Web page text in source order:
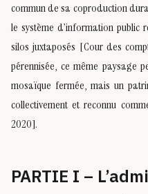
commun de sa coproduction
le système d’information public
silos juxtaposés [Cour des
pérennisée, ce même paysage
mosaïque fermée, mais un
collectivement et reconnu
2020].
PARTIE I –